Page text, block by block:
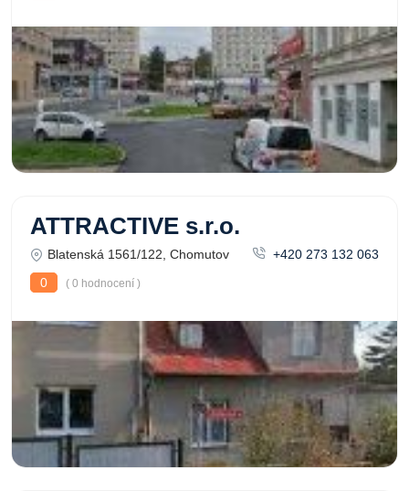
ATTRACTIVE s.r.o.
Blatenská 1561/122, Chomutov
+420 273 132 063
0
( 0 hodnocení )